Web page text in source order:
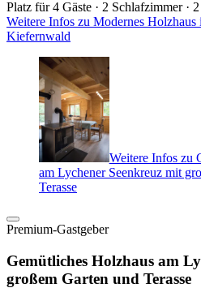
Platz für 4 Gäste · 2 Schlafzimmer ·
Weitere Infos zu Modernes
Kiefernwald
Weitere Infos zu
am Lychener Seenkreuz mit
Terasse
Premium-Gastgeber
Gemütliches Holzhaus am
großem Garten und Terasse